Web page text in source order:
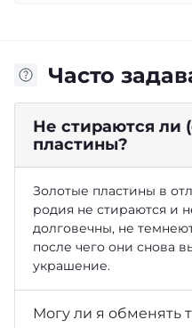
Часто
Не стираются ли
пластины?
Золотые пластины в
родия не стираются и
долговечны, не
после чего они снова
украшение.
Могу ли я обменять